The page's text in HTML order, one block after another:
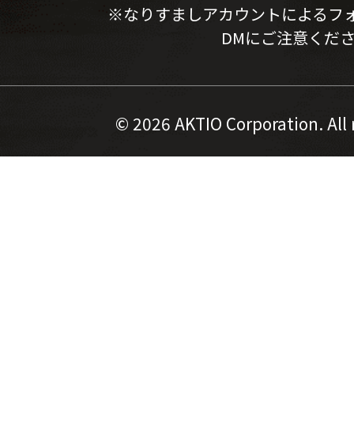
※なりすましアカウントによるフ
DMにご注意くだ
© 2026 AKTIO Corporation.